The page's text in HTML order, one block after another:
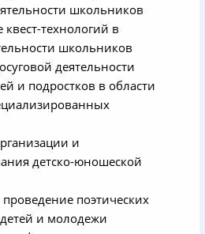
школьников
технологий в
школьников
деятельности
и подростков в области
и
детско-юношеской
поэтических
и молодежи